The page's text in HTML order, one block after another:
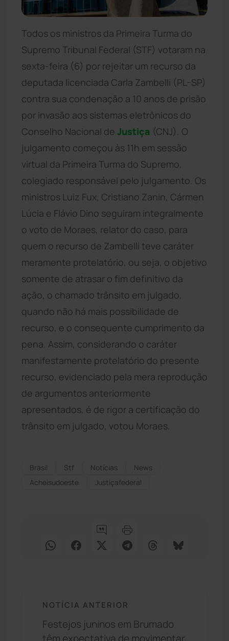
Todos os ministros da Primeira Turma do
Supremo Tribunal Federal (STF) votaram na
sexta-feira (6) por rejeitar um recurso da
deputada licenciada Carla Zambelli (PL-SP)
contra sua condenação a 10 anos de prisão
por invasão aos sistemas eletrônicos do
Conselho Nacional de Justiça (CNJ). O
julgamento começou às 11h em sessão
virtual da Primeira Turma do Supremo,
colegiado responsável pelo julgamento. Os
ministros Luiz Fux, Cristiano Zanin, Cármen
Lúcia e Flávio Dino seguiram integralmente
o voto de Moraes, relator do caso, para
quem o recurso de Zambelli teve caráter
meramente protelatório, ou seja, o objetivo
somente de atrasar o fim definitivo da
ação, o chamado trânsito em julgado,
quando não há mais possibilidade de
recurso, e o consequente cumprimento da
pena. Assim, considerando o caráter
manifestamente protelatório do presente
recurso, evidenciado pela mera reprodução
de argumentos anteriormente
apresentados, é de rigor a certificação do
trânsito em julgado, votou Moraes.
Brasil Stf Notícias
News
Acheisudoeste
Justiçafederal
NOTÍCIA ANTERIOR
Festejos juninos em Brumado